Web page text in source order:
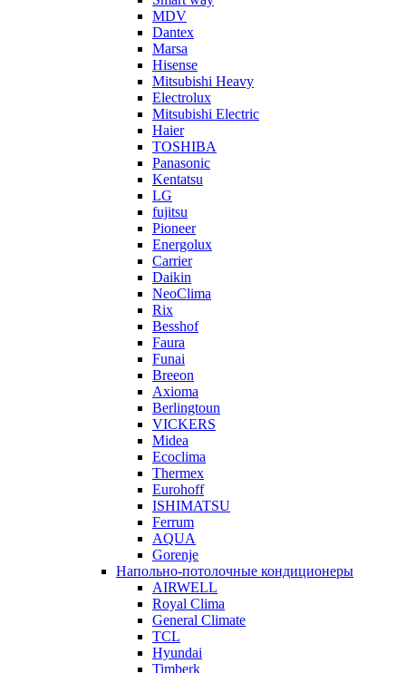
MDV
Dantex
Marsa
Hisense
Mitsubishi Heavy
Electrolux
Mitsubishi Electric
Haier
TOSHIBA
Panasonic
Kentatsu
LG
fujitsu
Pioneer
Energolux
Carrier
Daikin
NeoClima
Rix
Besshof
Faura
Funai
Breeon
Axioma
Berlingtoun
VICKERS
Midea
Ecoclima
Thermex
Eurohoff
ISHIMATSU
Ferrum
AQUA
Gorenje
Напольно-потолочные кондиционеры
AIRWELL
Royal Clima
General Climate
TCL
Hyundai
Timberk